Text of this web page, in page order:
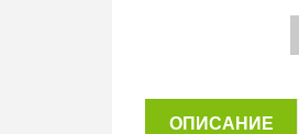
ОПИСАНИЕ